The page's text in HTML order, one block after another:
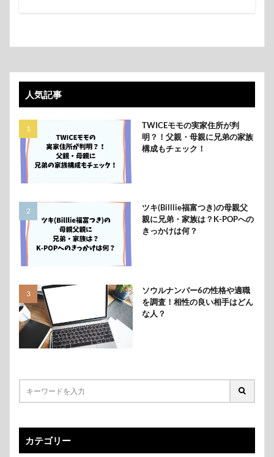
人気記事
TWICEモモの実家住所が判
明？！父親・母親に兄弟の家族
構成もチェック！
ツキ(Billlie福富つき)の母親父
親に兄弟・家族は？K-POPへの
きっかけは何？
ソウルナンバー6の性格や適職
を調査！相性の良い相手はどん
な人？
カテゴリー